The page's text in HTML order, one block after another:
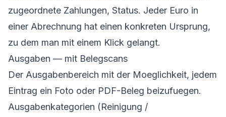
zugeordnete Zahlungen, Status. Jeder Euro in
einer Abrechnung hat einen konkreten Ursprung,
zu dem man mit einem Klick gelangt.
Ausgaben — mit Belegscans
Der Ausgabenbereich mit der Moeglichkeit, jedem
Eintrag ein Foto oder PDF-Beleg beizufuegen.
Ausgabenkategorien (Reinigung /